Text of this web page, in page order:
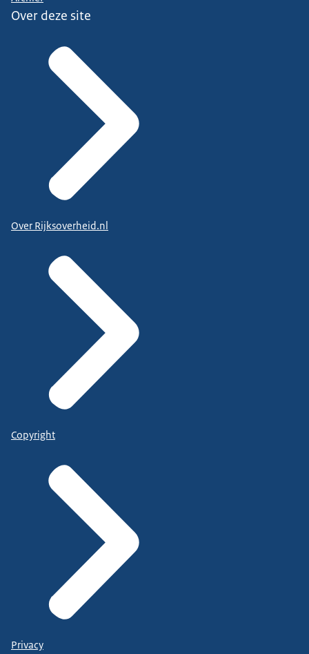
Over deze site
Over Rijksoverheid.nl
Copyright
Privacy